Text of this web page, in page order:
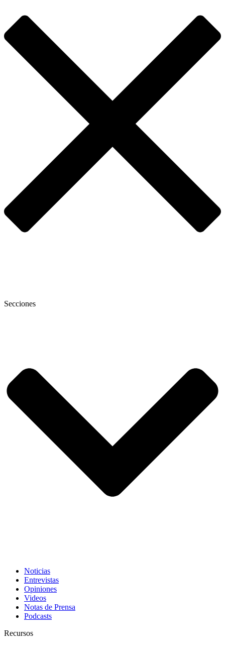
Secciones
Noticias
Entrevistas
Opiniones
Videos
Notas de Prensa
Podcasts
Recursos